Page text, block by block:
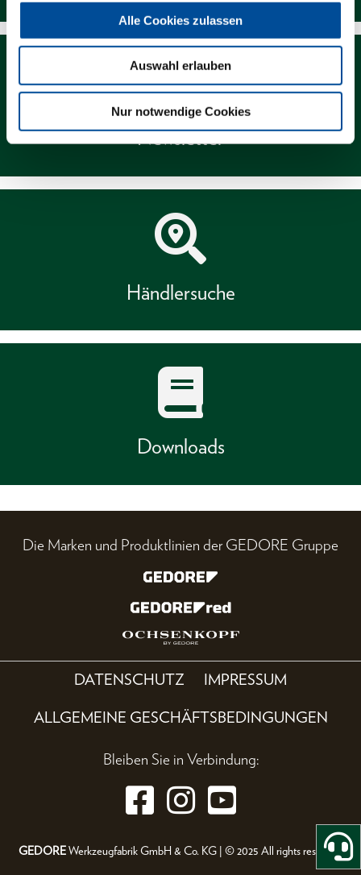
Alle Cookies zulassen
Auswahl erlauben
Nur notwendige Cookies
Newsletter
Händlersuche
Downloads
Die Marken und Produktlinien der GEDORE Gruppe
DATENSCHUTZ IMPRESSUM
ALLGEMEINE GESCHÄFTSBEDINGUNGEN
Bleiben Sie in Verbindung:
GEDOREWerkzeugfabrik GmbH & Co. KG | © 2025 All rights reserved.